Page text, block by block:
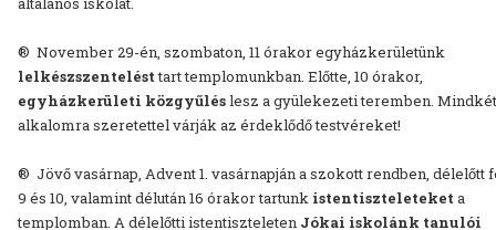
® November 29-én, szombaton, 11 órakor egyházkerületünk
lelkészszentelésttart templomunkban. Előtte, 10 órakor,
egyházkerületi közgyűléslesz a gyülekezeti teremben. Mindkét
alkalomra szeretettel várják az érdeklődő testvéreket!
® Jövő vasárnap, Advent 1. vasárnapján a szokott rendben, délelőtt
9 és 10, valamint délután 16 órakor tartunk istentiszteleteket a
templomban. A délelőtti istentiszteleten Jókai iskolánk tanulói